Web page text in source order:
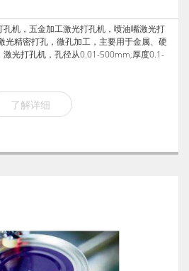
机，五金加工激光打孔机，喷油嘴激光打
光精密打孔，微孔加工，主要用于金属、硬
激光打孔机，孔径从0.01-500mm,厚度0.1-
了解详细